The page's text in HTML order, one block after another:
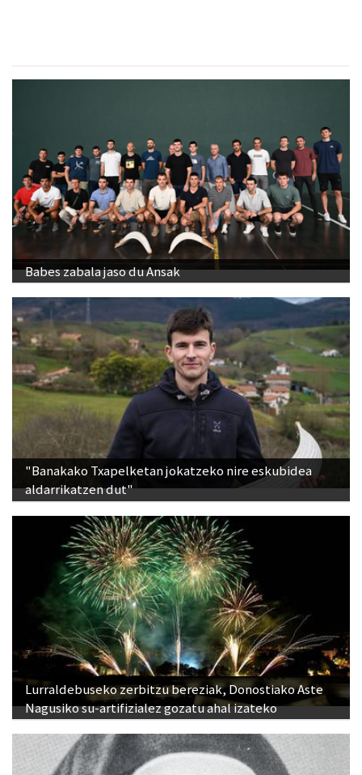
Babes zabala jaso du Ansak
"Banakako Txapelketan jokatzeko nire eskubidea
aldarrikatzen dut"
Lurraldebuseko zerbitzu bereziak, Donostiako Aste
Nagusiko su-artifizialez gozatu ahal izateko